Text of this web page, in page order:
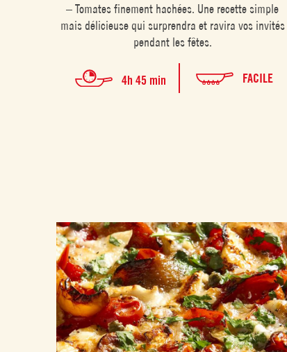
– Tomates finement hachées. Une recette simple
mais délicieuse qui surprendra et ravira vos invités
pendant les fêtes.
4h 45 min FACILE